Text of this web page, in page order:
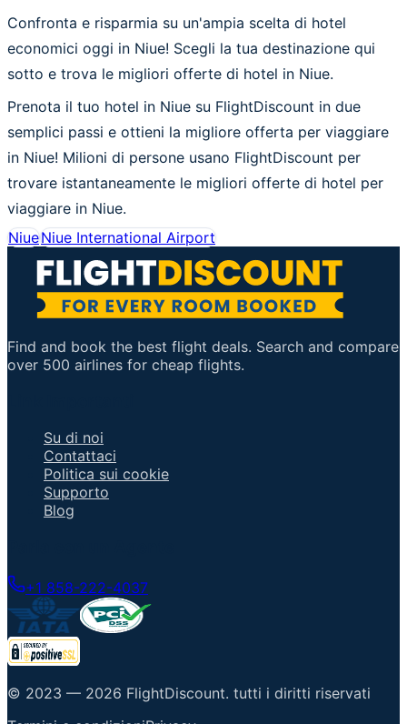
Confronta e risparmia su un'ampia scelta di hotel
economici oggi in Niue! Scegli la tua destinazione qui
sotto e trova le migliori offerte di hotel in Niue.
Prenota il tuo hotel in Niue su FlightDiscount in due
semplici passi e ottieni la migliore offerta per viaggiare
in Niue! Milioni di persone usano FlightDiscount per
trovare istantaneamente le migliori offerte di hotel per
viaggiare in Niue.
NiueNiue International Airport
Find and book the best flight deals. Search and compare
over 500 airlines for cheap flights.
Su di noi
Contattaci
Politica sui cookie
Supporto
Blog
+1 858-222-4037
© 2023 — 2026 FlightDiscount. tutti i diritti riservati